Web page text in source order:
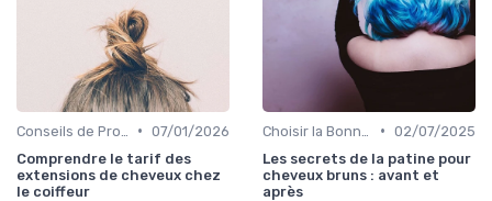
• 07/01/2026
Comprendre le tarif des
extensions de cheveux chez
le coiffeur
• 02/07/2025
Les secrets de la patine pour
cheveux bruns : avant et
après